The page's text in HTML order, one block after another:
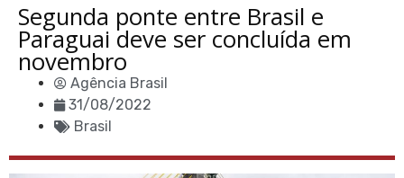
Segunda ponte entre Brasil e
Paraguai deve ser concluída em
novembro
Agência Brasil
31/08/2022
Brasil